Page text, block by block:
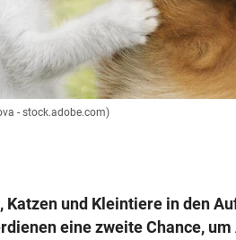
- stock.adobe.com)
Katzen und Kleintiere in den
eine zweite Chance, um